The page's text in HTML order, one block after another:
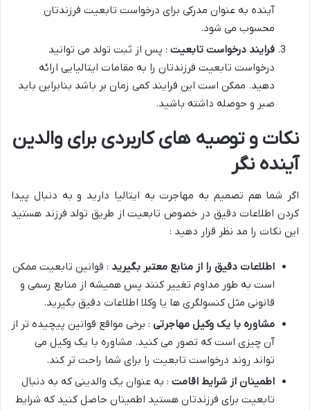
آینده به عنوان مدرکی برای درخواست تابعیت فرزندتان
محسوب می شود.
فرایند درخواست تابعیت : پس از ثبت تولد می توانید
درخواست تابعیت فرزندتان را به مقامات ایتالیایی ارائه
دهید. ممکن است این فرایند کمی زمان بر باشد بنابراین باید
صبر و حوصله داشته باشید.
نکات و توصیه های کاربردی برای والدین
آینده نگر
اگر شما هم تصمیم به مهاجرت به ایتالیا دارید و به دنبال پیدا
کردن اطلاعات دقیق در خصوص تابعیت از طریق تولد فرزند هستید
این نکات را مد نظر قرار دهید :
اطلاعات دقیق را از منابع معتبر بگیرید : قوانین تابعیت ممکن
است به طور مداوم تغییر کنند پس همیشه از منابع رسمی و
قانونی مثل کنسولگری ها یا وکلا اطلاعات دقیق بگیرید.
مشاوره با یک وکیل مهاجرتی : برخی مواقع قوانین پیچیده تر از
آن چیزی است که تصور می کنید. مشاوره با یک وکیل می
تواند روند درخواست تابعیت را برای شما راحت تر کند.
اطمینان از شرایط اقامت : به عنوان یک والدینی که به دنبال
تابعیت برای فرزندتان هستید اطمینان حاصل کنید که شرایط